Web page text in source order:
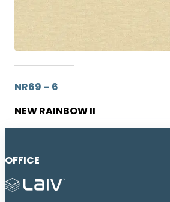
NR69 – 6
NEW RAINBOW II
OFFICE